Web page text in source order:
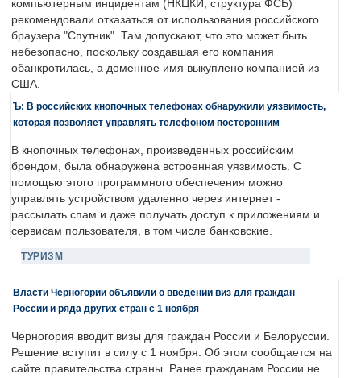
компьютерным инцидентам (НКЦКИ, структура ФСБ)
рекомендовали отказаться от использования российского
браузера "Спутник". Там допускают, что это может быть
небезопасно, поскольку создавшая его компания
обанкротилась, а доменное имя выкуплено компанией из
США.
Ъ: В российских кнопочных телефонах обнаружили уязвимость,
которая позволяет управлять телефоном посторонним
В кнопочных телефонах, произведенных российским
брендом, была обнаружена встроенная уязвимость. С
помощью этого программного обеспечения можно
управлять устройством удаленно через интернет -
рассылать спам и даже получать доступ к приложениям и
сервисам пользователя, в том числе банковские.
ТУРИЗМ
Власти Черногории объявили о введении виз для граждан
России и ряда других стран с 1 ноября
Черногория вводит визы для граждан России и Белоруссии.
Решение вступит в силу с 1 ноября. Об этом сообщается на
сайте правительства страны. Ранее гражданам России не